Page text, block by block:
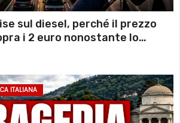
sul diesel, perché il prezzo
i 2 euro nonostante lo
ITALIANA